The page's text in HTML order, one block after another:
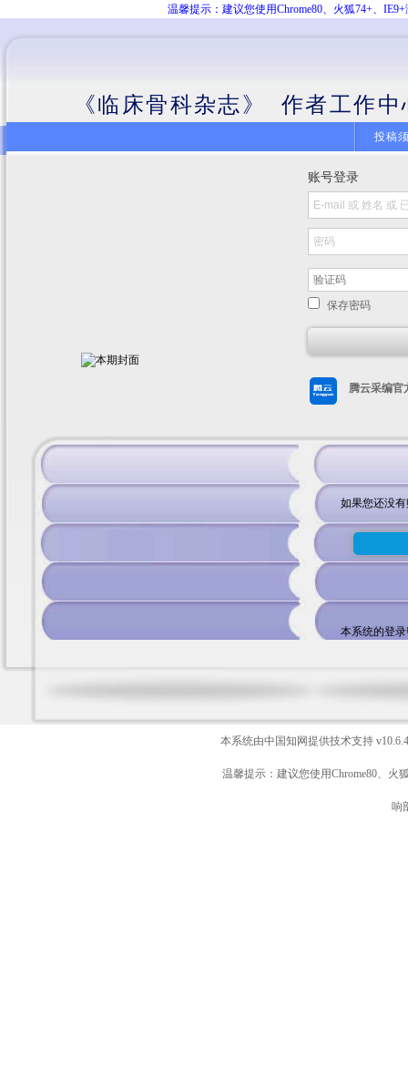
温馨提示：建议您使用Chrome80、火狐74+、
《临床骨科杂志》 作者工作中
投稿
账号登录
保存密码
腾云采编官
如果您还没
本系统的登
本系统由中国知网提供技术支持
温馨提示：建议您使用Chrome80、火
响